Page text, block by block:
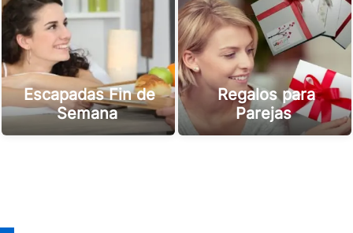
Escapadas Fin de
Semana
Regalos para
Parejas